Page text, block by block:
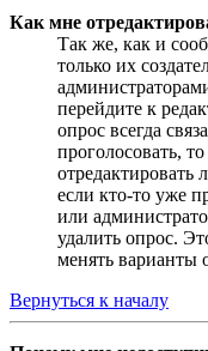
Как мне
Так же, как и
только их
перейдите к
опрос всегда
проголосовать,
отредактировать
если кто-то уже
или
удалить опрос.
менять варианты
Вернуться к началу